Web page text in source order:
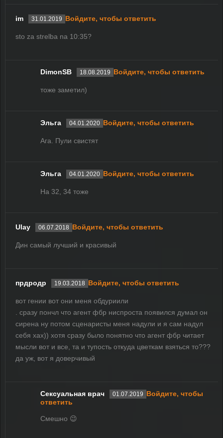
im 31.01.2019 Войдите, чтобы ответить
sto za strelba na 10:35?
DimonSB 18.08.2019 Войдите, чтобы ответить
тоже заметил)
Эльга 04.01.2020 Войдите, чтобы ответить
Ага. Пули свистят
Эльга 04.01.2020 Войдите, чтобы ответить
На 32, 34 тоже
Ulay 06.07.2018 Войдите, чтобы ответить
Дин самый лучший и красивый
прдродр 19.03.2018 Войдите, чтобы ответить
вот гении вот они меня обдуриили
. сразу пончл что агент фбр ниспроста появился думал он
сирена ну потом сценаристы меня надули и я сам надул
себя хах)) хотя сразу было понятно что агент фбр читает
мысли вот и все, та и тупость откуда цветкам взяться то???
да уж, вот я доверчивый
Сексуальная врач 01.07.2019 Войдите, чтобы
ответить
Смешно 😉